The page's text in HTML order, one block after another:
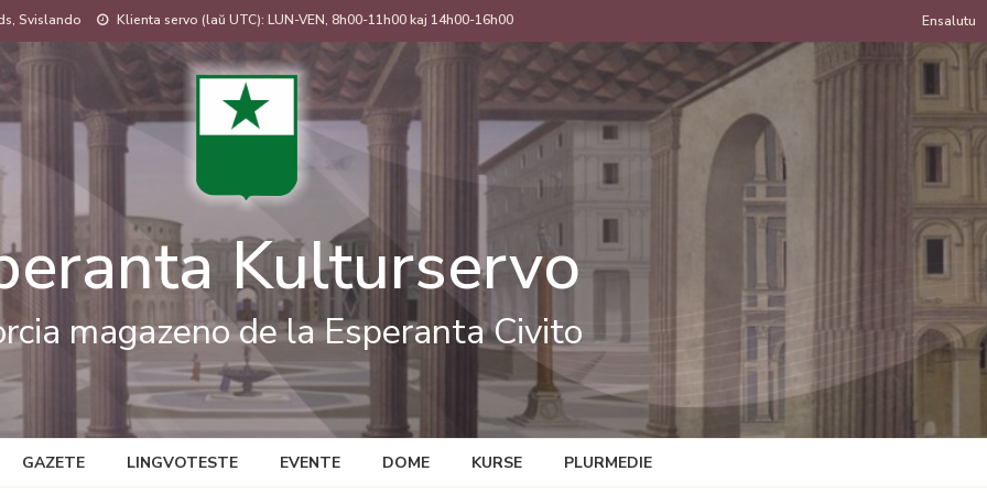
Svislando Klienta servo (laŭ UTC): LUN-VEN, 8h00-11h00 kaj 14h00-16h00
de
Ensalutu
Kulturservo
magazeno de la Esperanta Civito
GAZETE LINGVOTESTE EVENTE DOME KURSE PLURMEDIE